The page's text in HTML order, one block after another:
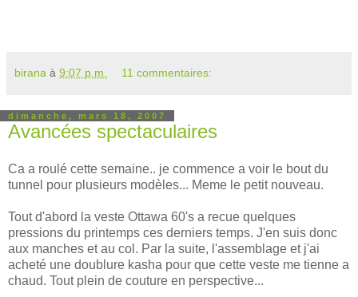
birana à 9:07 p.m. 11 commentaires:
dimanche, mars 18, 2007
Avancées spectaculaires
Ca a roulé cette semaine.. je commence a voir le bout du
tunnel pour plusieurs modèles... Meme le petit nouveau.
Tout d'abord la veste Ottawa 60's a recue quelques
pressions du printemps ces derniers temps. J'en suis donc
aux manches et au col. Par la suite, l'assemblage et j'ai
acheté une doublure kasha pour que cette veste me tienne a
chaud. Tout plein de couture en perspective...